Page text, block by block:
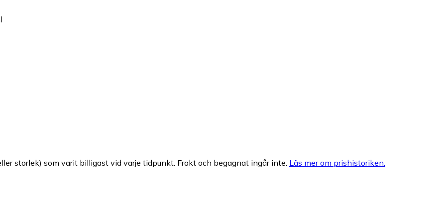
storlek) som varit billigast vid varje tidpunkt. Frakt och begagnat ingår inte. Läs mer om prishistoriken.